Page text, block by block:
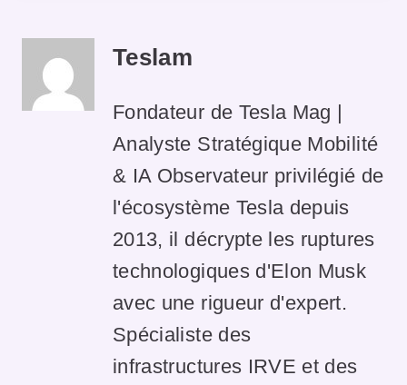
Teslam
Fondateur de Tesla Mag |
Analyste Stratégique Mobilité
& IA Observateur privilégié de
l'écosystème Tesla depuis
2013, il décrypte les ruptures
technologiques d'Elon Musk
avec une rigueur d'expert.
Spécialiste des
infrastructures IRVE et des